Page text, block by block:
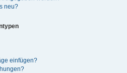
neu?
einfügen?